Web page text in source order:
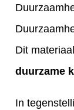
Dit
duurzame
In